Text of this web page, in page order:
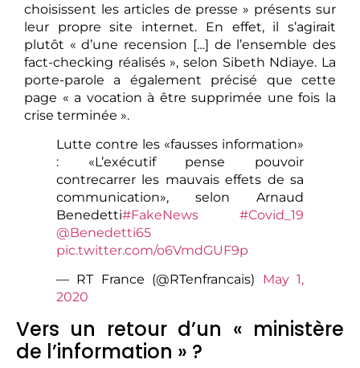
choisissent les articles de presse » présents sur
leur propre site internet. En effet, il s’agirait
plutôt « d’une recension […] de l’ensemble des
fact-checking réalisés », selon Sibeth Ndiaye. La
porte-parole a également précisé que cette
page « a vocation à être supprimée une fois la
crise terminée ».
Lutte contre les «fausses information»
: «L’exécutif pense pouvoir
contrecarrer les mauvais effets de sa
communication», selon Arnaud
Benedetti#FakeNews
#Covid_19
@Benedetti65
pic.twitter.com/o6VmdGUF9p
— RT France (@RTenfrancais) May 1,
2020
Vers un retour d’un « ministère
de l’information » ?